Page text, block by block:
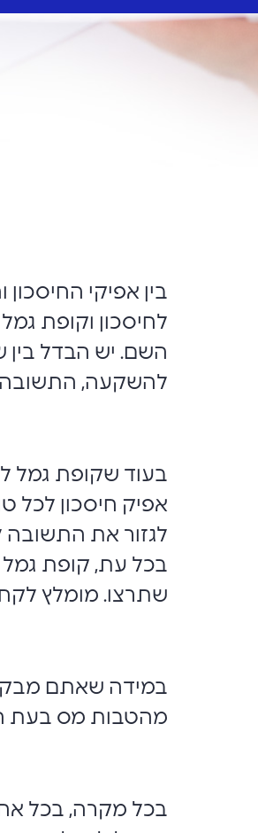
בין אפיקי
לחיסכון וקופת
השם. יש הבדל בין
להשקעה, התשובה
בעוד שקופת גמל
אפיק חיסכון לכל
לגזור את התשובה
בכל עת, קופת
שתרצו. מומלץ לקחת בחשבון שאם
במידה שאתם
מהטבות מס בעת
בכל מקרה, בכל